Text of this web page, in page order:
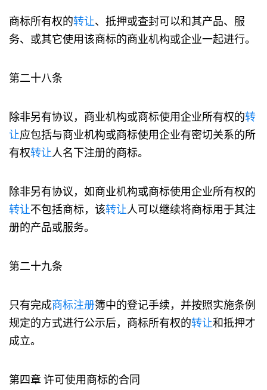
商标所有权的转让、抵押或查封可以和其产品、服
务、或其它使用该商标的商业机构或企业一起进行。
第二十八条
除非另有协议，商业机构或商标使用企业所有权的转
让应包括与商业机构或商标使用企业有密切关系的所
有权转让人名下注册的商标。
除非另有协议，如商业机构或商标使用企业所有权的
转让不包括商标，该转让人可以继续将商标用于其注
册的产品或服务。
第二十九条
只有完成商标注册簿中的登记手续，并按照实施条例
规定的方式进行公示后，商标所有权的转让和抵押才
成立。
第四章 许可使用商标的合同